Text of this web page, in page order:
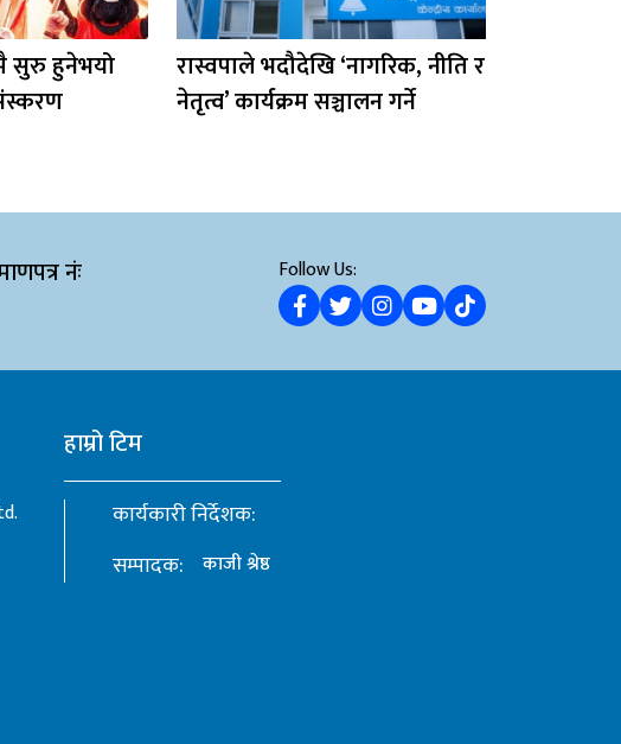
सुरु हुनेभयो
रास्वपाले भदौदेखि ‘नागरिक, नीति र
नेतृत्व’ कार्यक्रम सञ्चालन गर्ने
नंः
Follow Us:
हाम्रो टिम
कार्यकारी निर्देशक:
सम्पादक:
काजी श्रेष्ठ